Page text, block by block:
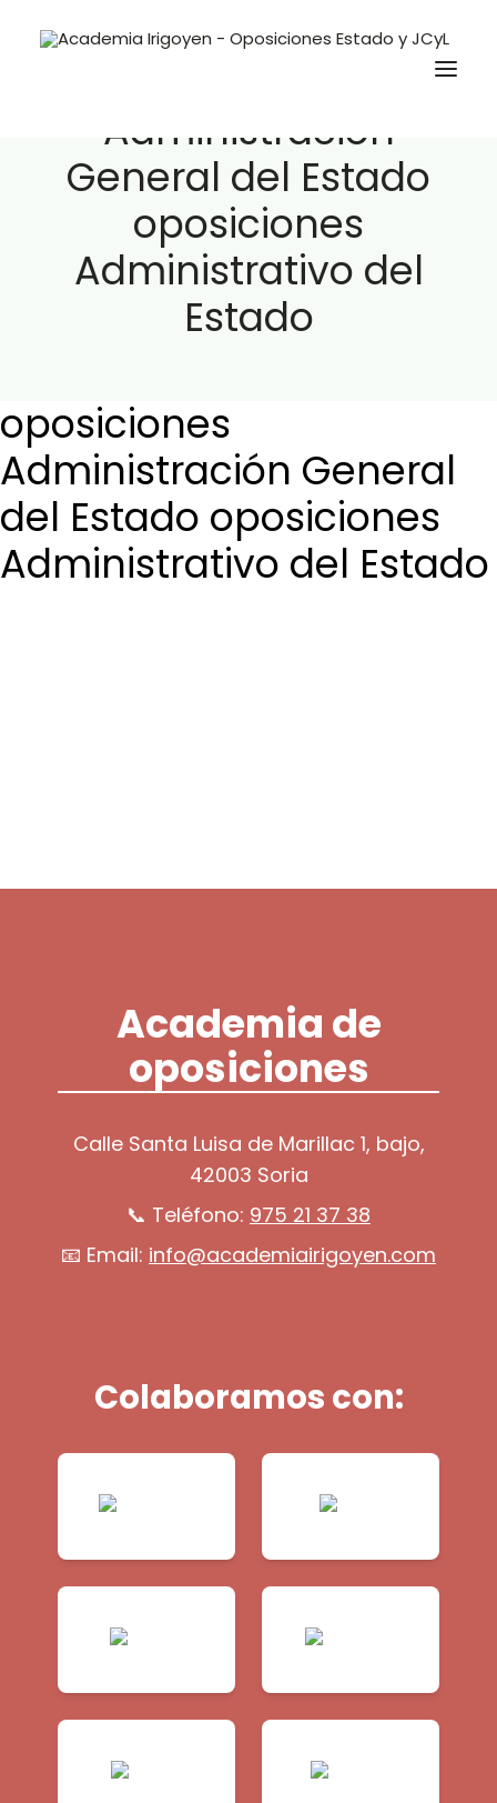
Oposiciones
Trabaja con nosotros
BuscaOpos 🔎
Aula virtual
Login / Register
Administración
General del Estado
oposiciones
Administrativo del
Estado
oposiciones
Administración General
del Estado oposiciones
Administrativo del Estado
Academia de
oposiciones
Calle Santa Luisa de Marillac 1, bajo,
42003 Soria
📞 Teléfono: 975 21 37 38
📧 Email: info@academiairigoyen.com
Colaboramos con: